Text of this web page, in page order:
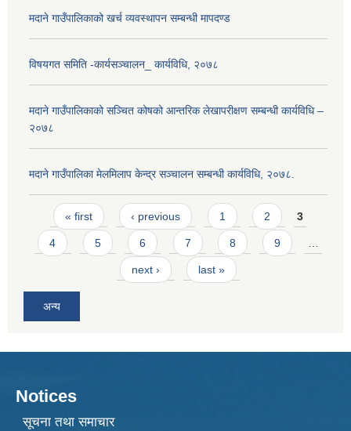
मदाने गाउँपालिकाको खर्च व्यवस्थापन सम्बन्धी मापदण्ड
विषयगत समिति -कार्यसञ्चालन_ कार्यविधि, २०७८
मदाने गाउँपालिकाको सञ्चित कोषको आन्तरिक लेखापरीक्षण सम्बन्धी कार्यविधि –
२०७८
मदाने गाउँपालिका मेलमिलाप केन्द्र सञ्चालन सम्बन्धी कार्यविधि, २०७८.
Pages
« first ‹ previous 1 2 3
4 5 6 7 8 9 …
next › last »
अन्य
Notices
सूचना तथा समाचार